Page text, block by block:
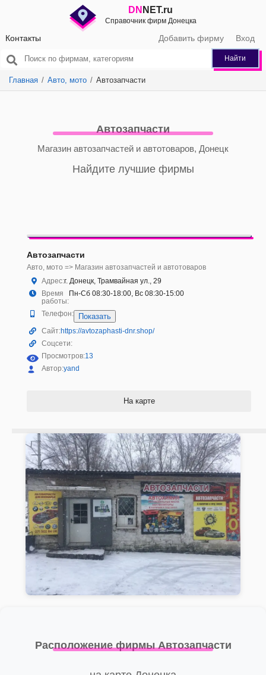
DN NET.ru
Справочник фирм Донецка
Контакты Добавить фирму Вход
Найти
Главная Авто, мото Автозапчасти
Автозапчасти
Магазин автозапчастей и автотоваров, Донецк
Найдите лучшие фирмы
Автозапчасти
Авто, мото => Магазин автозапчастей и автотоваров
Адрес:г. Донецк, Трамвайная ул., 29
Время
работы:
Пн-Сб 08:30-18:00, Вс 08:30-15:00
Телефон: Показать
Сайт:https://avtozaphasti-dnr.shop/
Соцсети:
Просмотров:13
Автор:yand
На карте
Расположение фирмы Автозапчасти